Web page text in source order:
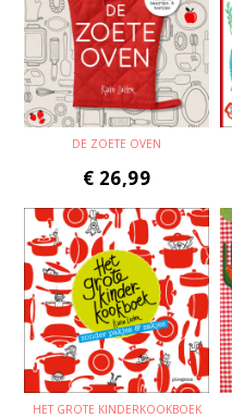
DE ZOETE OVEN
€ 26,99
HET GROTE KINDERKOOKBOEK